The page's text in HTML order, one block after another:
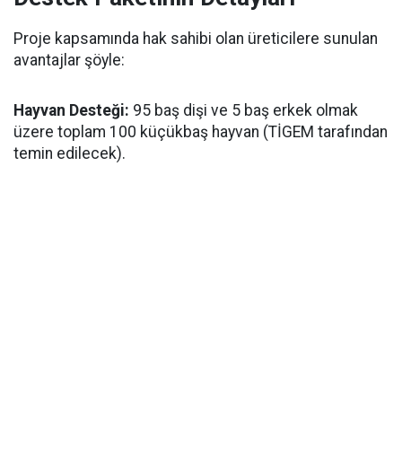
Proje kapsamında hak sahibi olan üreticilere sunulan
avantajlar şöyle:
Hayvan Desteği: 95 baş dişi ve 5 baş erkek olmak
üzere toplam 100 küçükbaş hayvan (TİGEM tarafından
temin edilecek).